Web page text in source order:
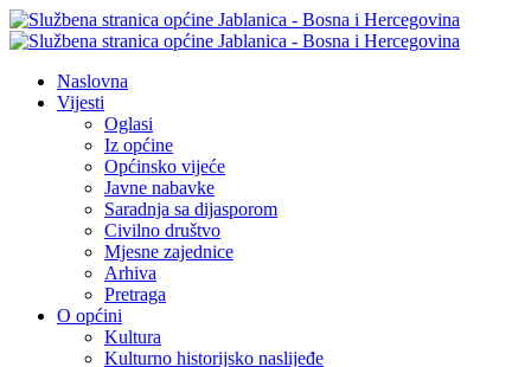
Naslovna
Vijesti
Oglasi
Iz općine
Općinsko vijeće
Javne nabavke
Saradnja sa dijasporom
Civilno društvo
Mjesne zajednice
Arhiva
Pretraga
O općini
Kultura
Kulturno historijsko naslijeđe